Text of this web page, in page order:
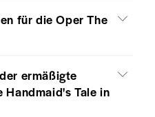
für die Oper The
ermäßigte
Tale in